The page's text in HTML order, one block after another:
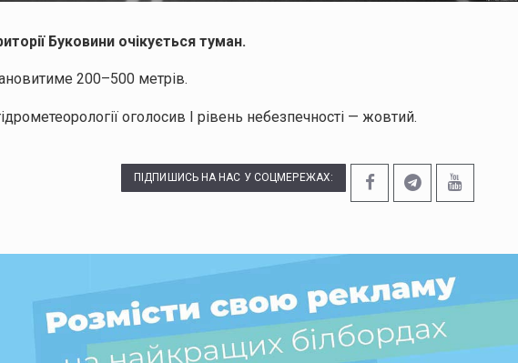
Буковини очікується туман.
200–500 метрів.
оголосив І рівень небезпечності — жовтий.
ПІДПИШИСЬ НА НАС У СОЦМЕРЕЖАХ: